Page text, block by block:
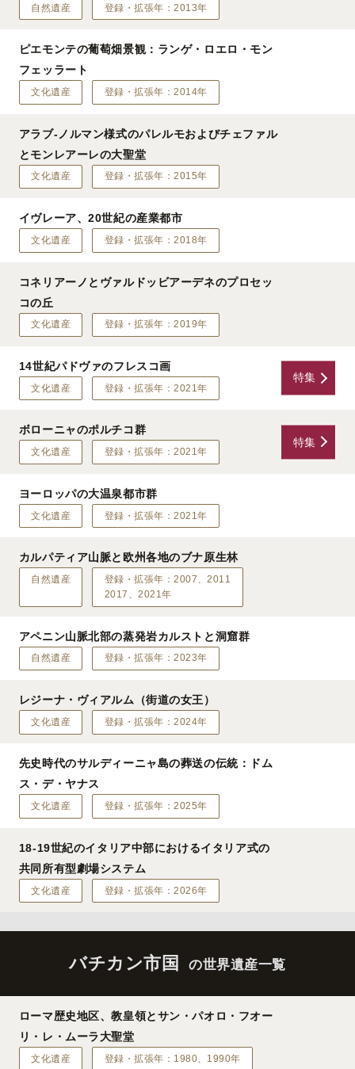
自然遺産 登録・拡張年：2013年
ピエモンテの葡萄畑景観：ランゲ・ロエロ・モン
フェッラート
文化遺産 登録・拡張年：2014年
アラブ-ノルマン様式のパレルモおよびチェファル
とモンレアーレの大聖堂
文化遺産 登録・拡張年：2015年
イヴレーア、20世紀の産業都市
文化遺産 登録・拡張年：2018年
コネリアーノとヴァルドッビアーデネのプロセッ
コの丘
文化遺産 登録・拡張年：2019年
14世紀パドヴァのフレスコ画
文化遺産 登録・拡張年：2021年
特集
ボローニャのポルチコ群
文化遺産 登録・拡張年：2021年
特集
ヨーロッパの大温泉都市群
文化遺産 登録・拡張年：2021年
カルパティア山脈と欧州各地のブナ原生林
自然遺産
登録・拡張年：2007、2011
2017、2021年
アペニン山脈北部の蒸発岩カルストと洞窟群
自然遺産 登録・拡張年：2023年
レジーナ・ヴィアルム（街道の女王）
文化遺産 登録・拡張年：2024年
先史時代のサルディーニャ島の葬送の伝統：ドム
ス・デ・ヤナス
文化遺産 登録・拡張年：2025年
18-19世紀のイタリア中部におけるイタリア式の
共同所有型劇場システム
文化遺産 登録・拡張年：2026年
バチカン市国 の世界遺産一覧
ローマ歴史地区、教皇領とサン・パオロ・フオー
リ・レ・ムーラ大聖堂
文化遺産 登録・拡張年：1980、1990年